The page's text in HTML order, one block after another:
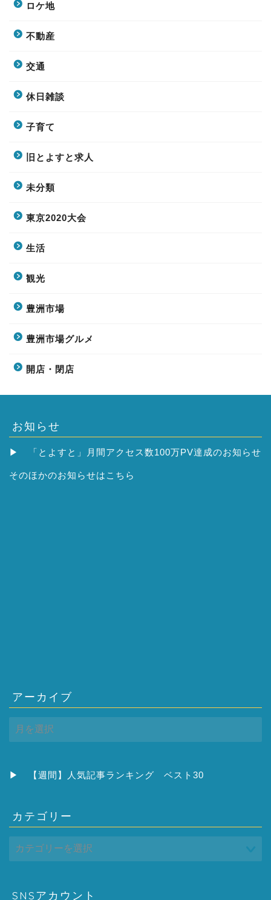
ロケ地
不動産
交通
休日雑談
子育て
旧とよすと求人
未分類
東京2020大会
生活
観光
豊洲市場
豊洲市場グルメ
開店・閉店
お知らせ
▶ 「とよすと」月間アクセス数100万PV達成のお知らせ
そのほかのお知らせはこちら
アーカイブ
ー
ブ
▶ 【週間】人気記事ランキング ベスト30
カテゴリー
SNSアカウント